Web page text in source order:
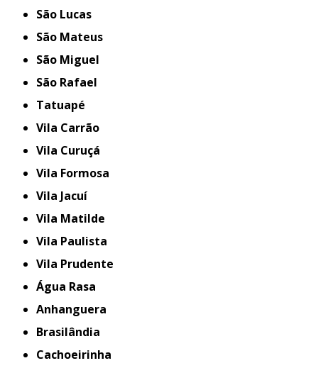
São Lucas
São Mateus
São Miguel
São Rafael
Tatuapé
Vila Carrão
Vila Curuçá
Vila Formosa
Vila Jacuí
Vila Matilde
Vila Paulista
Vila Prudente
Água Rasa
Anhanguera
Brasilândia
Cachoeirinha